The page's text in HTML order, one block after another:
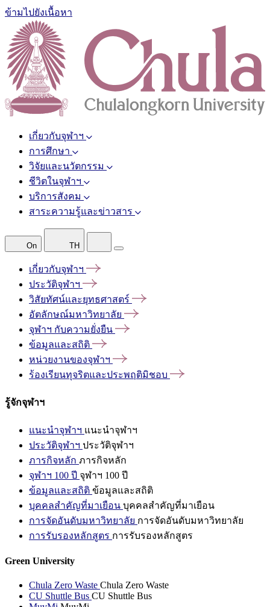
ข้ามไปยังเนื้อหา
เกี่ยวกับจุฬาฯ
การศึกษา
วิจัยและนวัตกรรม
ชีวิตในจุฬาฯ
บริการสังคม
สาระความรู้และข่าวสาร
On TH
เกี่ยวกับจุฬาฯ
ประวัติจุฬาฯ
วิสัยทัศน์และยุทธศาสตร์
อัตลักษณ์มหาวิทยาลัย
จุฬาฯ กับความยั่งยืน
ข้อมูลและสถิติ
หน่วยงานของจุฬาฯ
ร้องเรียนทุจริตและประพฤติมิชอบ
รู้จักจุฬาฯ
แนะนำจุฬาฯ แนะนำจุฬาฯ
ประวัติจุฬาฯ ประวัติจุฬาฯ
ภารกิจหลัก ภารกิจหลัก
จุฬาฯ 100 ปี จุฬาฯ 100 ปี
ข้อมูลและสถิติ ข้อมูลและสถิติ
บุคคลสำคัญที่มาเยือน บุคคลสำคัญที่มาเยือน
การจัดอันดับมหาวิทยาลัย การจัดอันดับมหาวิทยาลัย
การรับรองหลักสูตร การรับรองหลักสูตร
Green University
Chula Zero Waste Chula Zero Waste
CU Shuttle Bus CU Shuttle Bus